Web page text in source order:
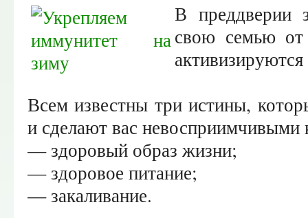
В преддверии
свою семью от
Всем известны три истины,
и сделают вас
— здоровый образ жизни;
— здоровое питание;
— закаливание.